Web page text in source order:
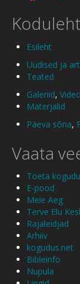
Koduleht
Esileht
Uudised ja
Teated
Galeriid,
Materjalid
Päeva sõna,
Vaata
Toeta
E-pood
Meie Aeg
Terve Elu
Rajaleidjad
Arhiiv
kogudus.net
Bibleinfo
Nupula